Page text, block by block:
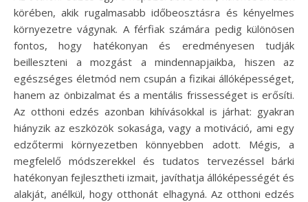
körében, akik rugalmasabb időbeosztásra és kényelmes
környezetre vágynak. A férfiak számára pedig különösen
fontos, hogy hatékonyan és eredményesen tudják
beilleszteni a mozgást a mindennapjaikba, hiszen az
egészséges életmód nem csupán a fizikai állóképességet,
hanem az önbizalmat és a mentális frissességet is erősíti.
Az otthoni edzés azonban kihívásokkal is járhat: gyakran
hiányzik az eszközök sokasága, vagy a motiváció, ami egy
edzőtermi környezetben könnyebben adott. Mégis, a
megfelelő módszerekkel és tudatos tervezéssel bárki
hatékonyan fejlesztheti izmait, javíthatja állóképességét és
alakját, anélkül, hogy otthonát elhagyná. Az otthoni edzés